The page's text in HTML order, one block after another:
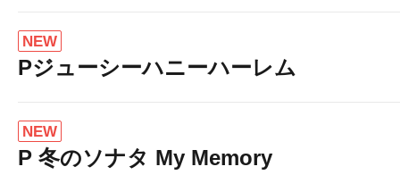
NEW
Pジューシーハニーハーレム
NEW
P 冬のソナタ My Memory